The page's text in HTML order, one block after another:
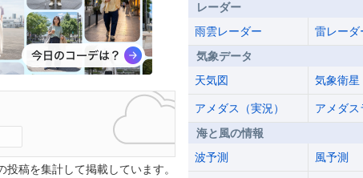
投稿を集計して掲載しています。
レーダー
雨雲レーダー
雷レーダ
気象データ
天気図
気象衛星
アメダス（実況）
アメダ
海と風の情報
波予測
風予測